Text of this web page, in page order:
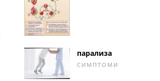
парализа
СИМПТОМИ